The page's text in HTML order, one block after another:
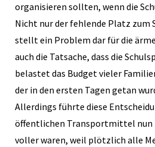
organisieren sollten, wenn die
Nicht nur der fehlende Platz zum
stellt ein Problem dar für die
auch die Tatsache, dass die
belastet das Budget vieler
der in den ersten Tagen getan
Allerdings führte diese
öffentlichen Transportmittel nun
voller waren, weil plötzlich alle